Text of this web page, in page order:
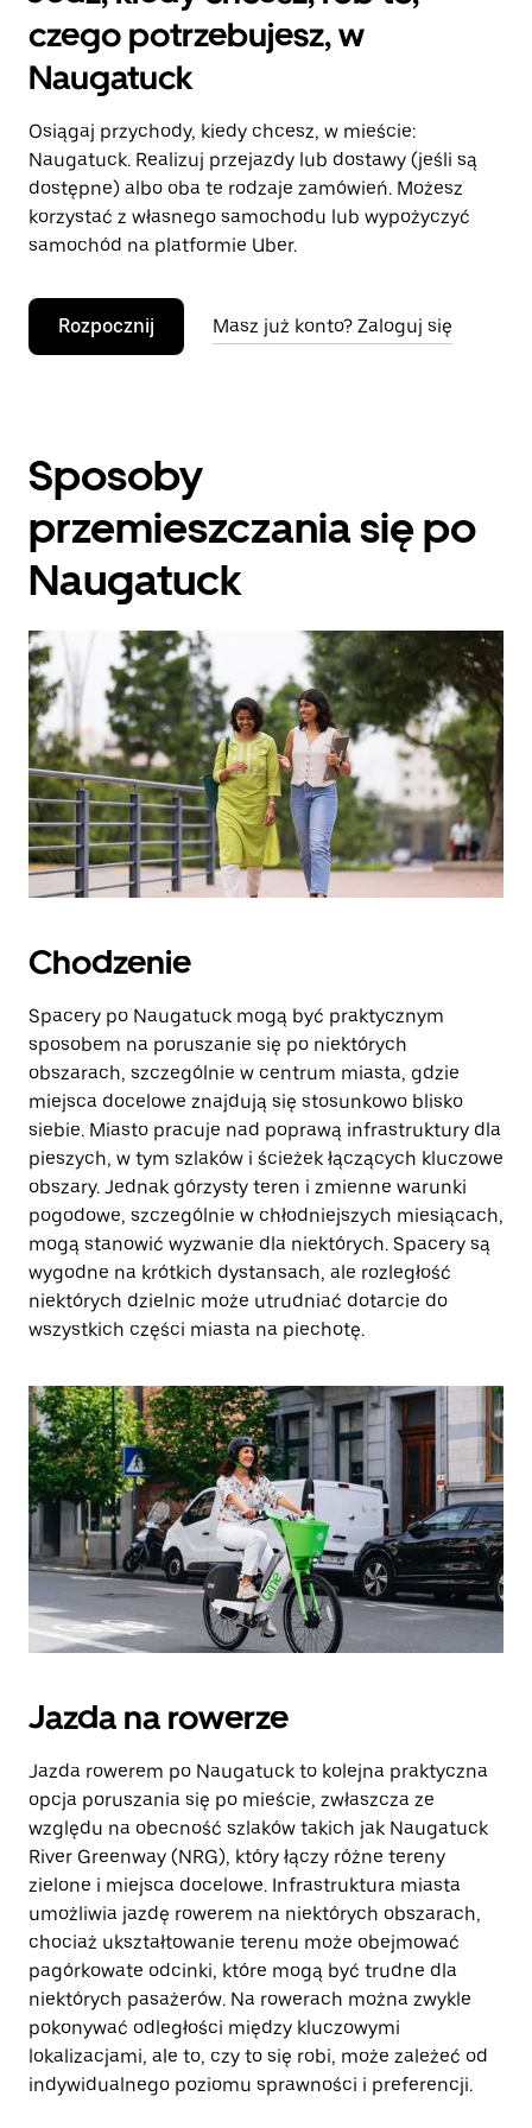
czego potrzebujesz, w
Naugatuck
Osiągaj przychody, kiedy chcesz, w mieście:
Naugatuck. Realizuj przejazdy lub dostawy (jeśli są
dostępne) albo oba te rodzaje zamówień. Możesz
korzystać z własnego samochodu lub wypożyczyć
samochód na platformie Uber.
Rozpocznij Masz już konto? Zaloguj się
Sposoby
przemieszczania się po
Naugatuck
Chodzenie
Spacery po Naugatuck mogą być praktycznym
sposobem na poruszanie się po niektórych
obszarach, szczególnie w centrum miasta, gdzie
miejsca docelowe znajdują się stosunkowo blisko
siebie. Miasto pracuje nad poprawą infrastruktury dla
pieszych, w tym szlaków i ścieżek łączących kluczowe
obszary. Jednak górzysty teren i zmienne warunki
pogodowe, szczególnie w chłodniejszych miesiącach,
mogą stanowić wyzwanie dla niektórych. Spacery są
wygodne na krótkich dystansach, ale rozległość
niektórych dzielnic może utrudniać dotarcie do
wszystkich części miasta na piechotę.
Jazda na rowerze
Jazda rowerem po Naugatuck to kolejna praktyczna
opcja poruszania się po mieście, zwłaszcza ze
względu na obecność szlaków takich jak Naugatuck
River Greenway (NRG), który łączy różne tereny
zielone i miejsca docelowe. Infrastruktura miasta
umożliwia jazdę rowerem na niektórych obszarach,
chociaż ukształtowanie terenu może obejmować
pagórkowate odcinki, które mogą być trudne dla
niektórych pasażerów. Na rowerach można zwykle
pokonywać odległości między kluczowymi
lokalizacjami, ale to, czy to się robi, może zależeć od
indywidualnego poziomu sprawności i preferencji.